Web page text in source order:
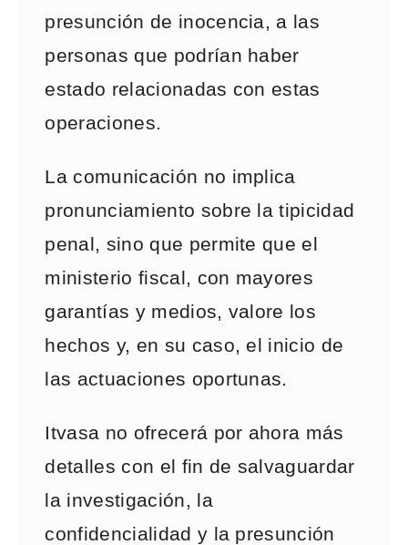
presunción de inocencia, a las
personas que podrían haber
estado relacionadas con estas
operaciones.
La comunicación no implica
pronunciamiento sobre la tipicidad
penal, sino que permite que el
ministerio fiscal, con mayores
garantías y medios, valore los
hechos y, en su caso, el inicio de
las actuaciones oportunas.
Itvasa no ofrecerá por ahora más
detalles con el fin de salvaguardar
la investigación, la
confidencialidad y la presunción